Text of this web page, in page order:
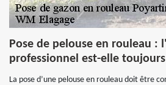
Pose de pelouse en rouleau
professionnel est-elle
La pose d’une pelouse en rouleau doit être